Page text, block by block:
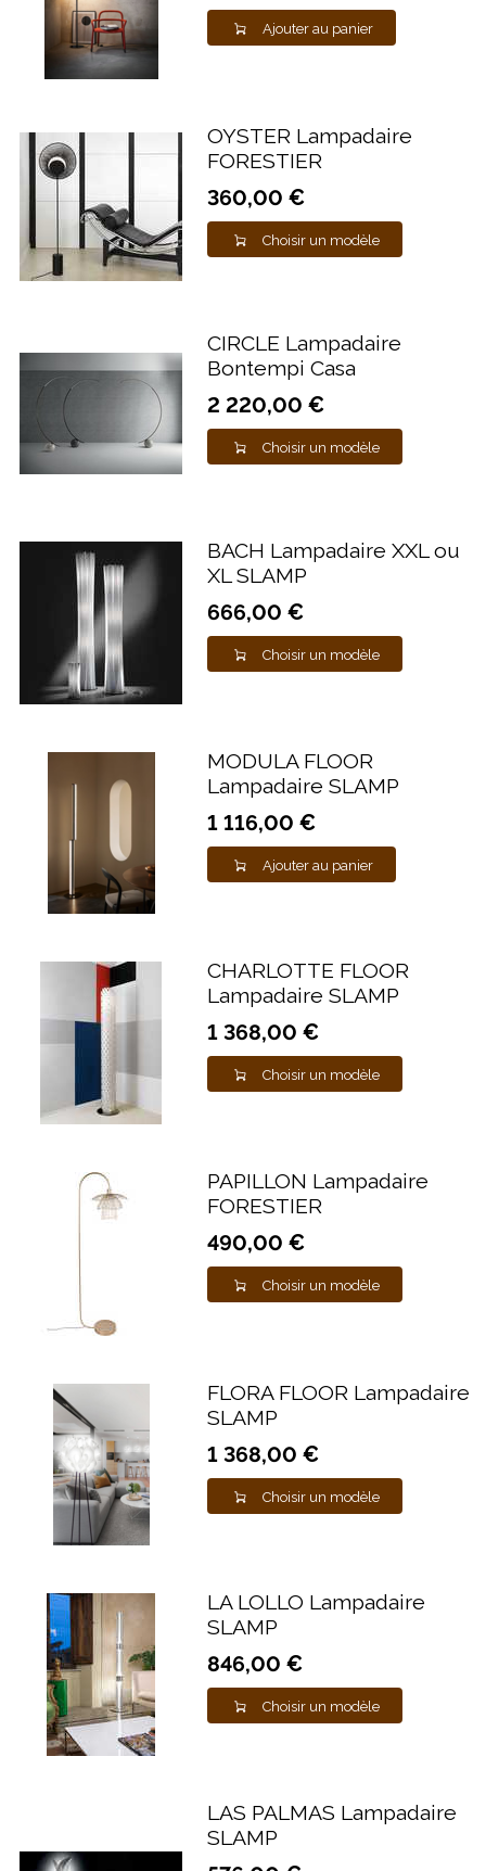
Ajouter au panier
OYSTER Lampadaire
FORESTIER
360,00 €
Choisir un modèle
CIRCLE Lampadaire
Bontempi Casa
2 220,00 €
Choisir un modèle
BACH Lampadaire XXL ou
XL SLAMP
666,00 €
Choisir un modèle
MODULA FLOOR
Lampadaire SLAMP
1 116,00 €
Ajouter au panier
CHARLOTTE FLOOR
Lampadaire SLAMP
1 368,00 €
Choisir un modèle
PAPILLON Lampadaire
FORESTIER
490,00 €
Choisir un modèle
FLORA FLOOR Lampadaire
SLAMP
1 368,00 €
Choisir un modèle
LA LOLLO Lampadaire
SLAMP
846,00 €
Choisir un modèle
LAS PALMAS Lampadaire
SLAMP